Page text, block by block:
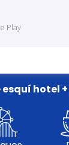
esquí hotel
Play